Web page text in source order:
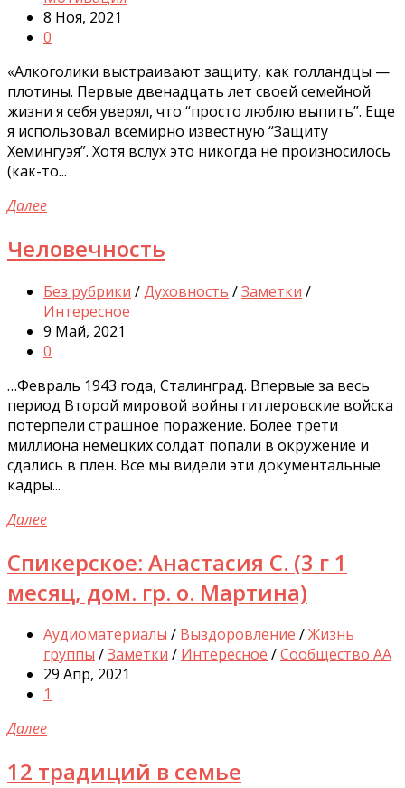
8 Ноя, 2021
0
«Алкоголики выстраивают защиту, как голландцы —
плотины. Первые двенадцать лет своей семейной
жизни я себя уверял, что “просто люблю выпить”. Еще
я использовал всемирно известную “Защиту
Хемингуэя”. Хотя вслух это никогда не произносилось
(как-то...
Далее
Человечность
Без рубрики /Духовность /Заметки /
Интересное
9 Май, 2021
0
…Февраль 1943 года, Сталинград. Впервые за весь
период Второй мировой войны гитлеровские войска
потерпели страшное поражение. Более трети
миллиона немецких солдат попали в окружение и
сдались в плен. Все мы видели эти документальные
кадры...
Далее
Спикерское: Анастасия С. (3 г 1
месяц, дом. гр. о. Мартина)
Аудиоматериалы / Выздоровление /Жизнь
группы /Заметки / Интересное /Сообщество АА
29 Апр, 2021
1
Далее
12 традиций в семье